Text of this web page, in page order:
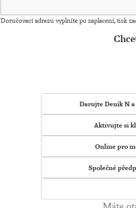
Doručovací adresu vyplníte po zaplacení, tisk
Darujte Deník N
Aktivujte si
Online pro
Společné